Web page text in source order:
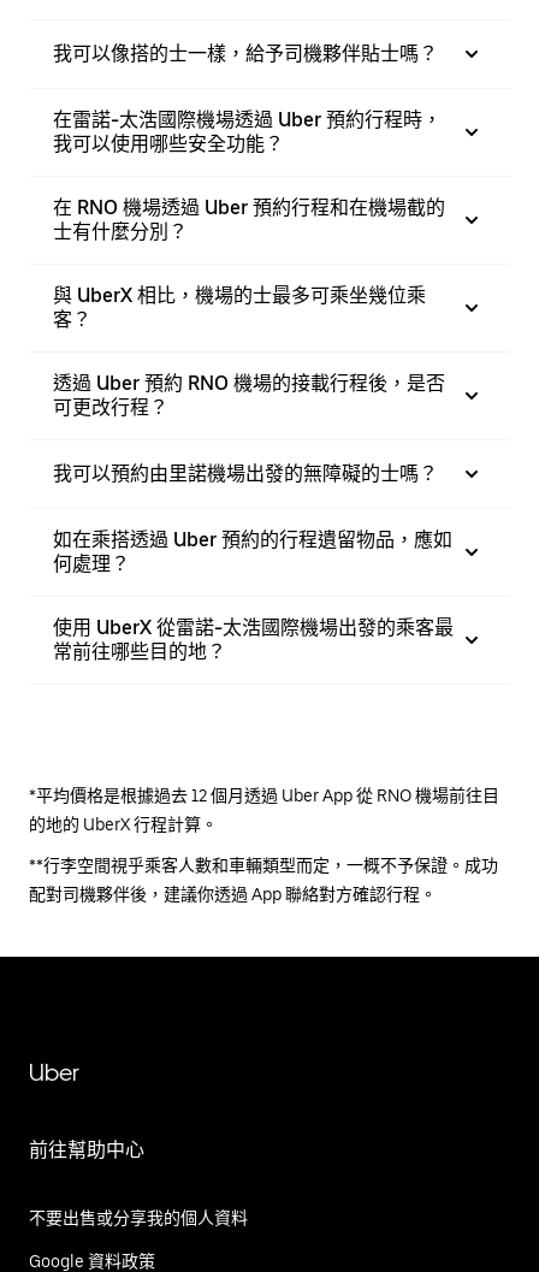
我可以像搭的士一樣，給予司機夥伴貼士嗎？
在雷諾-太浩國際機場透過 Uber 預約行程時，
我可以使用哪些安全功能？
在 RNO 機場透過 Uber 預約行程和在機場截的
士有什麼分別？
與 UberX 相比，機場的士最多可乘坐幾位乘
客？
透過 Uber 預約 RNO 機場的接載行程後，是否
可更改行程？
我可以預約由里諾機場出發的無障礙的士嗎？
如在乘搭透過 Uber 預約的行程遺留物品，應如
何處理？
使用 UberX 從雷諾-太浩國際機場出發的乘客最
常前往哪些目的地？
*平均價格是根據過去 12 個月透過 Uber App 從 RNO 機場前往目
的地的 UberX 行程計算。
**行李空間視乎乘客人數和車輛類型而定，一概不予保證。成功
配對司機夥伴後，建議你透過 App 聯絡對方確認行程。
Uber
前往幫助中心
不要出售或分享我的個人資料
Google 資料政策